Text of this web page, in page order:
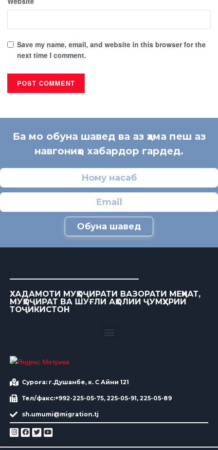
Save my name, email, and website in this browser for the
next time I comment.
Ба мо обуна шавед ва аз ҳама пеш аз
навгониҳо хабардор гардед.
Обуна шавед
ХАДАМОТИ МУҲОҶИРАТИ ВАЗОРАТИ МЕҲНАТ,
МУҲОҶИРАТ ВА ШУҒЛИ АҲОЛИИ ҶУМҲУРИИ
ТОҶИКИСТОН
Суроға: г.Душанбе, к. С Айни 121
Тел/факс:+992-225-05-75, 225-05-91, 225-05-89
sh.umumi@migration.tj